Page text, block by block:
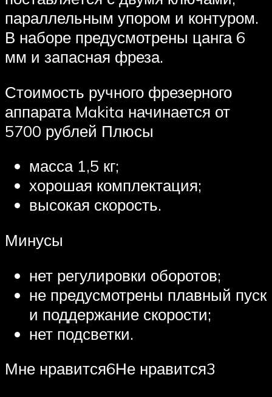
параллельным упором и контуром.
В наборе предусмотрены цанга 6
мм и запасная фреза.
Стоимость ручного фрезерного
аппарата Makita начинается от
5700 рублей Плюсы
масса 1,5 кг;
хорошая комплектация;
высокая скорость.
Минусы
нет регулировки оборотов;
не предусмотрены плавный пуск
и поддержание скорости;
нет подсветки.
Мне нравится6Не нравится3